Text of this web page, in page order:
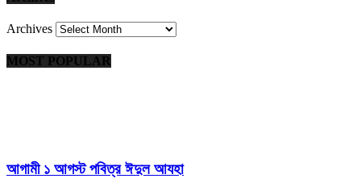
Archives
MOST POPULAR
আগামী ১ আগস্ট পবিত্র ঈদুল আযহা